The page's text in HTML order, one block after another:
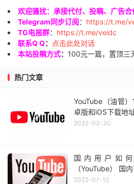
欢迎骚扰：承接代付、投稿、广告合
Telegram同步订阅： https://t.me/
TG电报群： https://t.me/veidc
联系Q Q：
点击此处对话
本站投稿方式： 100元一篇，置顶三
热门文章
YouTube（油管
卓版和iOS下载地
2022-03-30
国内用户如
（YouTube） 国
2022-07-12